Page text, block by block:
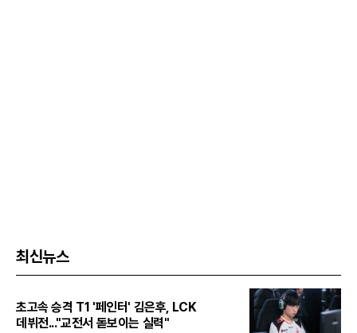
최신뉴스
초고속 승격 T1 '페인터' 김은후, LCK
데뷔전..."교전서 돋보이는 실력"